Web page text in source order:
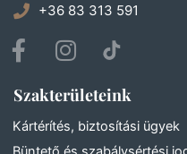
+36 83 313 591
F
a
e
b
o
n
t
a
g
Szakterületeink
Kártérítés, biztosítási ügyek